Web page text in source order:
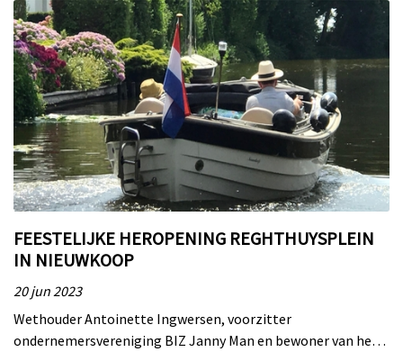
FEESTELIJKE HEROPENING REGHTHUYSPLEIN
IN NIEUWKOOP
20 jun 2023
Wethouder Antoinette Ingwersen, voorzitter
ondernemersvereniging BIZ Janny Man en bewoner van het